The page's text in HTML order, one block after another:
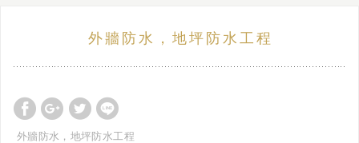
外牆防水，地坪防水工程
外牆防水，地坪防水工程